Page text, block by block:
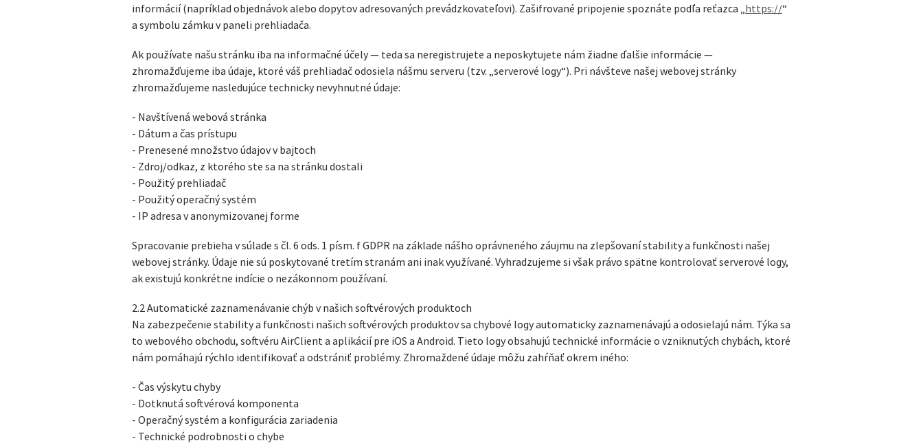
informácií (napríklad objednávok alebo dopytov adresovaných prevádzkovateľovi). Zašifrované pripojenie spoznáte podľa reťazca „https://“
a symbolu zámku v paneli prehliadača.
Ak používate našu stránku iba na informačné účely — teda sa neregistrujete a neposkytujete nám žiadne ďalšie informácie —
zhromažďujeme iba údaje, ktoré váš prehliadač odosiela nášmu serveru (tzv. „serverové logy“). Pri návšteve našej webovej stránky
zhromažďujeme nasledujúce technicky nevyhnutné údaje:
- Navštívená webová stránka
- Dátum a čas prístupu
- Prenesené množstvo údajov v bajtoch
- Zdroj/odkaz, z ktorého ste sa na stránku dostali
- Použitý prehliadač
- Použitý operačný systém
- IP adresa v anonymizovanej forme
Spracovanie prebieha v súlade s čl. 6 ods. 1 písm. f GDPR na základe nášho oprávneného záujmu na zlepšovaní stability a funkčnosti našej
webovej stránky. Údaje nie sú poskytované tretím stranám ani inak využívané. Vyhradzujeme si však právo spätne kontrolovať serverové logy,
ak existujú konkrétne indície o nezákonnom používaní.
2.2 Automatické zaznamenávanie chýb v našich softvérových produktoch
Na zabezpečenie stability a funkčnosti našich softvérových produktov sa chybové logy automaticky zaznamenávajú a odosielajú nám. Týka sa
to webového obchodu, softvéru AirClient a aplikácií pre iOS a Android. Tieto logy obsahujú technické informácie o vzniknutých chybách, ktoré
nám pomáhajú rýchlo identifikovať a odstrániť problémy. Zhromaždené údaje môžu zahŕňať okrem iného:
- Čas výskytu chyby
- Dotknutá softvérová komponenta
- Operačný systém a konfigurácia zariadenia
- Technické podrobnosti o chybe